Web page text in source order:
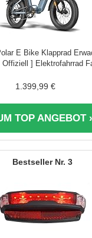
E Bike Klapprad
] Elektrofahrrad
1.399,99 €
TOP ANGEBOT
3